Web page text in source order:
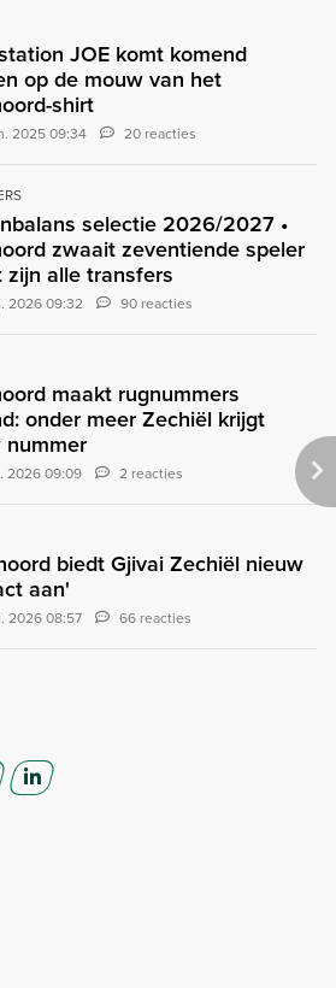
JOE komt komend
op de mouw van het
shirt
2025 09:34 20 reacties
selectie 2026/2027 •
zwaait zeventiende speler
zijn alle transfers
2026 09:32 90 reacties
maakt rugnummers
onder meer Zechiël krijgt
nummer
2026 09:09 2 reacties
biedt Gjivai Zechiël nieuw
aan'
2026 08:57 66 reacties